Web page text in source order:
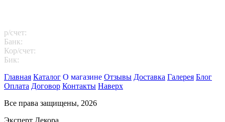
р/счет:
Банк:
Кор/счет:
Бик:
Главная Каталог О магазине Отзывы Доставка Галерея Блог
Оплата Договор Контакты Наверх
Все права защищены, 2026
Эксперт Декора